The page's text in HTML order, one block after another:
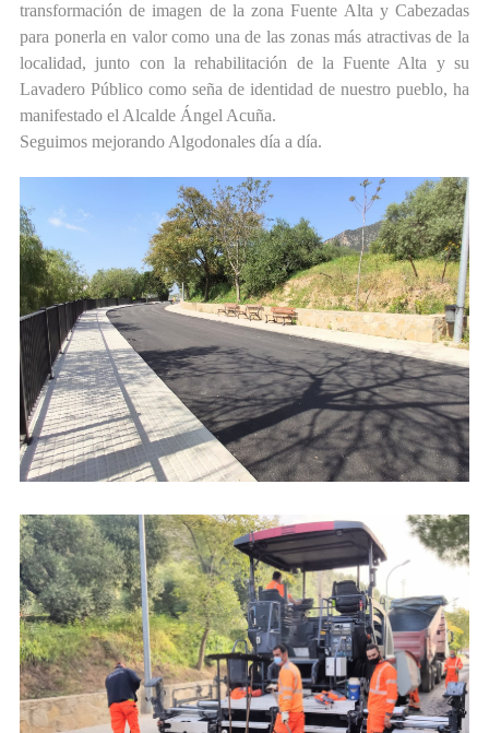
transformación de imagen de la zona Fuente Alta y Cabezadas
para ponerla en valor como una de las zonas más atractivas de la
localidad, junto con la rehabilitación de la Fuente Alta y su
Lavadero Público como seña de identidad de nuestro pueblo, ha
manifestado el Alcalde Ángel Acuña.
Seguimos mejorando Algodonales día a día.